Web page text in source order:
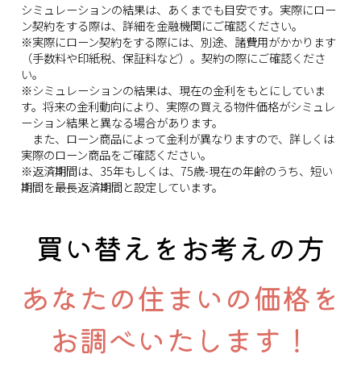
シミュレーションの結果は、あくまでも目安です。実際にロー
ン契約をする際は、詳細を金融機関にご確認ください。
※実際にローン契約をする際には、別途、諸費用がかかります
（手数料や印紙税、保証料など）。契約の際にご確認くださ
い。
※シミュレーションの結果は、現在の金利をもとにしていま
す。将来の金利動向により、実際の買える物件価格がシミュレ
ーション結果と異なる場合があります。
また、ローン商品によって金利が異なりますので、詳しくは
実際のローン商品をご確認ください。
※返済期間は、35年もしくは、75歳-現在の年齢のうち、短い
期間を最長返済期間と設定しています。
買い替えをお考えの方
あなたの住まいの価格を
お調べいたします！